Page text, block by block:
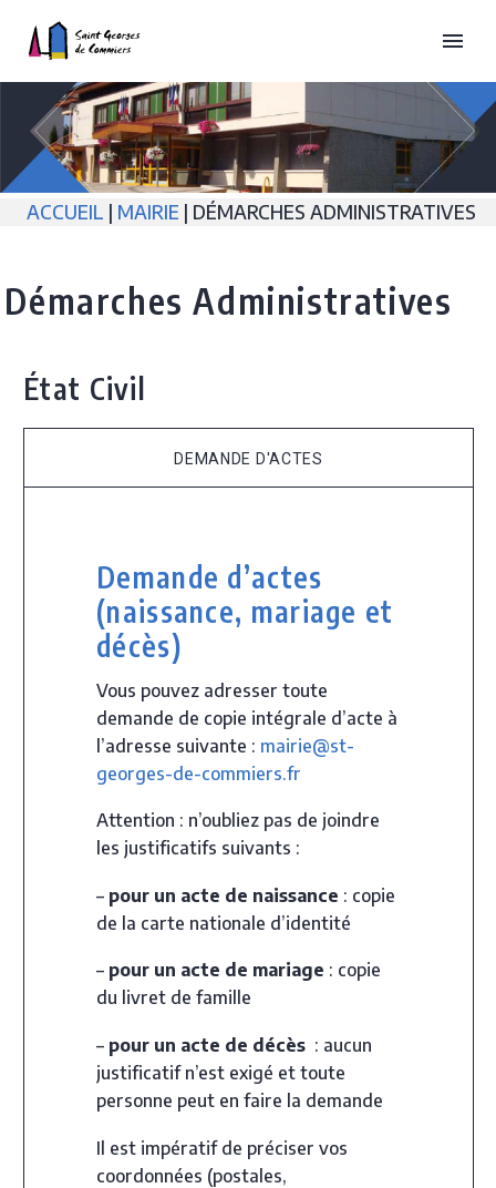
ACCUEIL | MAIRIE | DÉMARCHES ADMINISTRATIVES
Démarches Administratives
État Civil
DEMANDE D'ACTES
Demande d’actes
(naissance, mariage et
décès)
Vous pouvez adresser toute
demande de copie intégrale d’acte à
l’adresse suivante : mairie@st-
georges-de-commiers.fr
Attention : n’oubliez pas de joindre
les justificatifs suivants :
– pour un acte de naissance : copie
de la carte nationale d’identité
– pour un acte de mariage : copie
du livret de famille
– pour un acte de décès : aucun
justificatif n’est exigé et toute
personne peut en faire la demande
Il est impératif de préciser vos
coordonnées (postales,